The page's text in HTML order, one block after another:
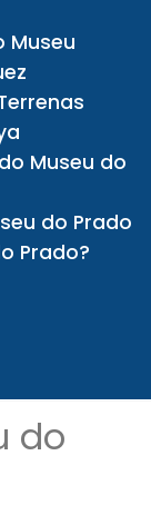
Museu
Museu do
do Prado
Prado?
do